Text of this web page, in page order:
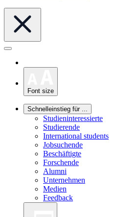
Font size
Schnelleinstieg für ...
Studieninteressierte
Studierende
International students
Jobsuchende
Beschäftigte
Forschende
Alumni
Unternehmen
Medien
Feedback